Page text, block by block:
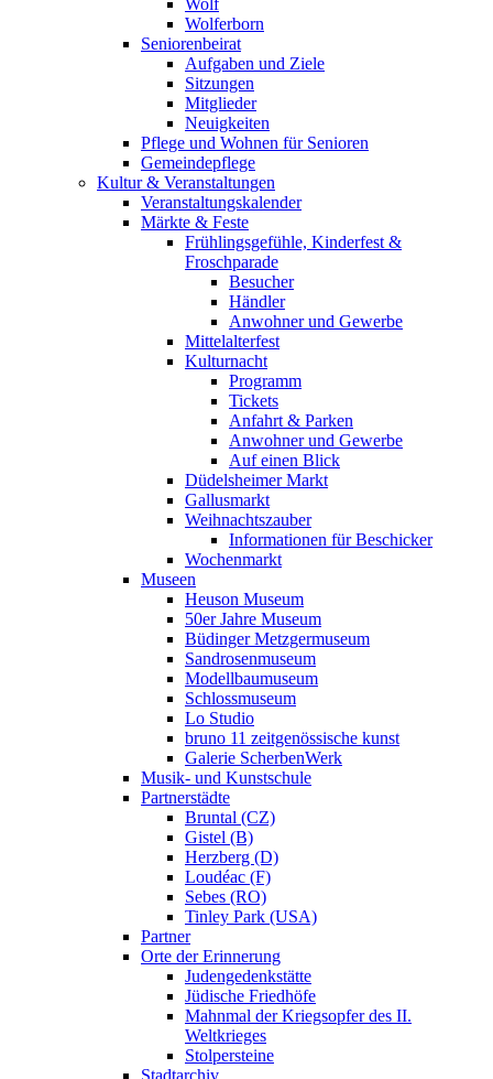
Wolf
Wolferborn
Seniorenbeirat
Aufgaben und Ziele
Sitzungen
Mitglieder
Neuigkeiten
Pflege und Wohnen für Senioren
Gemeindepflege
Kultur & Veranstaltungen
Veranstaltungskalender
Märkte & Feste
Frühlingsgefühle, Kinderfest &
Froschparade
Besucher
Händler
Anwohner und Gewerbe
Mittelalterfest
Kulturnacht
Programm
Tickets
Anfahrt & Parken
Anwohner und Gewerbe
Auf einen Blick
Düdelsheimer Markt
Gallusmarkt
Weihnachtszauber
Informationen für Beschicker
Wochenmarkt
Museen
Heuson Museum
50er Jahre Museum
Büdinger Metzgermuseum
Sandrosenmuseum
Modellbaumuseum
Schlossmuseum
Lo Studio
bruno 11 zeitgenössische kunst
Galerie ScherbenWerk
Musik- und Kunstschule
Partnerstädte
Bruntal (CZ)
Gistel (B)
Herzberg (D)
Loudéac (F)
Sebes (RO)
Tinley Park (USA)
Partner
Orte der Erinnerung
Judengedenkstätte
Jüdische Friedhöfe
Mahnmal der Kriegsopfer des II.
Weltkrieges
Stolpersteine
Stadtarchiv